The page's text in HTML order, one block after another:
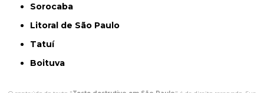
Sorocaba
Litoral de São Paulo
Tatuí
Boituva